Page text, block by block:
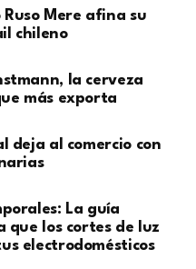
Mere afina su
chileno
la cerveza
más exporta
deja al comercio con
La guía
los cortes de luz
electrodomésticos